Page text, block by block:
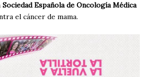
Sociedad Española de Oncología Médica
el cáncer de mama.